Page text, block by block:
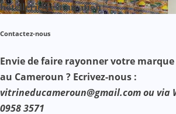
hôtellerie-restauration
Contactez-nous
Envie de faire rayonner votre
au Cameroun ? Ecrivez-nous :
vitrineducameroun@gmail.com ou via
0958 3571